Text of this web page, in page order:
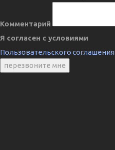
Комментарий
Я согласен с условиями
Пользовательского соглашения
перезвоните мне